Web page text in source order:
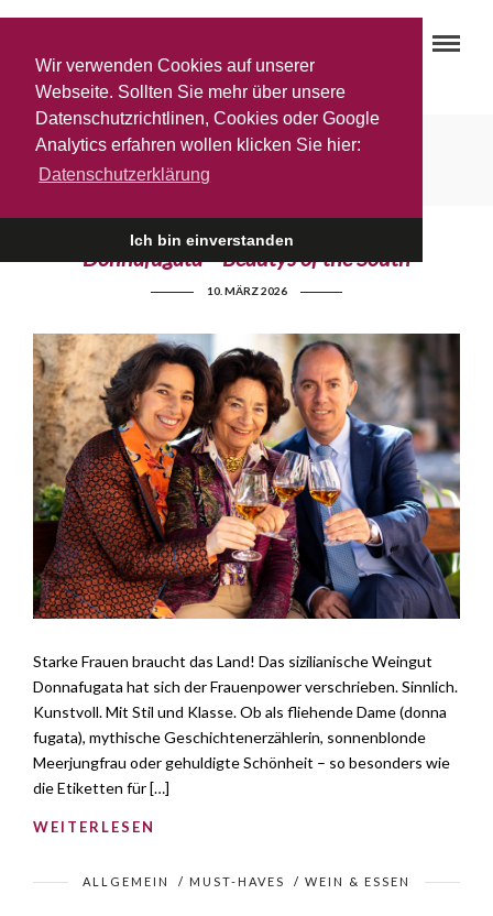
Wir verwenden Cookies auf unserer
Webseite. Sollten Sie mehr über unsere
Datenschutzrichtlinen, Cookies oder Google
Analytics erfahren wollen klicken Sie hier:
Datenschutzerklärung
Ich bin einverstanden
Lumera
Donnafugata – Beautys of the South
10. MÄRZ 2026
Starke Frauen braucht das Land! Das sizilianische Weingut
Donnafugata hat sich der Frauenpower verschrieben. Sinnlich.
Kunstvoll. Mit Stil und Klasse. Ob als fliehende Dame (donna
fugata), mythische Geschichtenerzählerin, sonnenblonde
Meerjungfrau oder gehuldigte Schönheit – so besonders wie
die Etiketten für […]
WEITERLESEN
ALLGEMEIN / MUST-HAVES / WEIN & ESSEN